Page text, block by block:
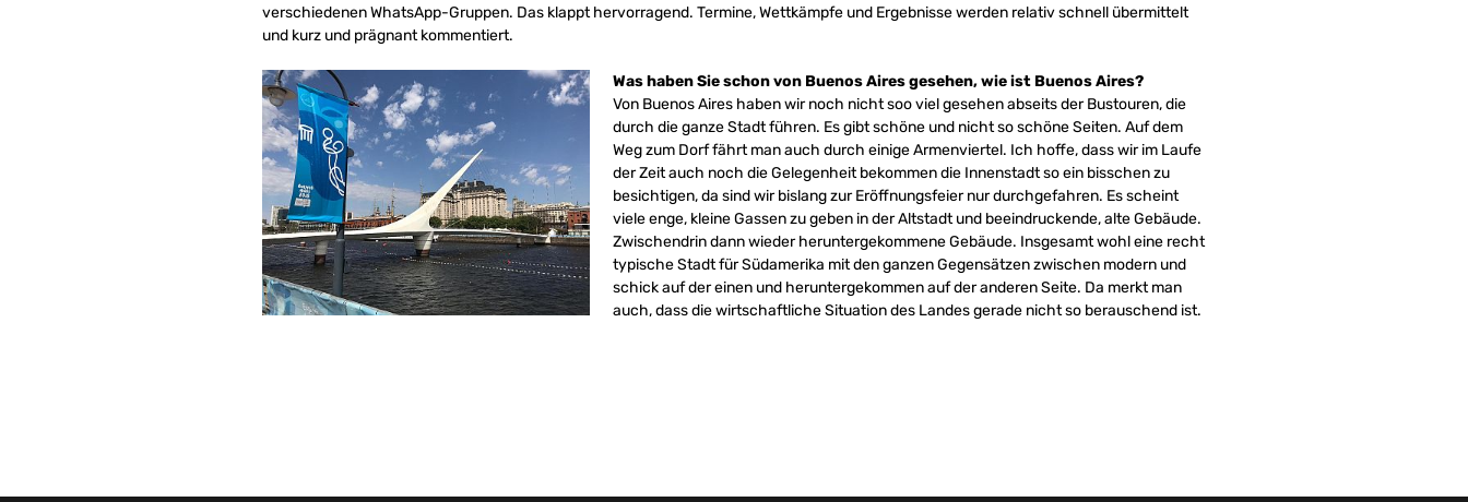
verschiedenen WhatsApp-Gruppen. Das klappt hervorragend. Termine, Wettkämpfe und Ergebnisse werden relativ schnell übermittelt
und kurz und prägnant kommentiert.
Was haben Sie schon von Buenos Aires gesehen, wie ist Buenos Aires?
Von Buenos Aires haben wir noch nicht soo viel gesehen abseits der Bustouren, die
durch die ganze Stadt führen. Es gibt schöne und nicht so schöne Seiten. Auf dem
Weg zum Dorf fährt man auch durch einige Armenviertel. Ich hoffe, dass wir im Laufe
der Zeit auch noch die Gelegenheit bekommen die Innenstadt so ein bisschen zu
besichtigen, da sind wir bislang zur Eröffnungsfeier nur durchgefahren. Es scheint
viele enge, kleine Gassen zu geben in der Altstadt und beeindruckende, alte Gebäude.
Zwischendrin dann wieder heruntergekommene Gebäude. Insgesamt wohl eine recht
typische Stadt für Südamerika mit den ganzen Gegensätzen zwischen modern und
schick auf der einen und heruntergekommen auf der anderen Seite. Da merkt man
auch, dass die wirtschaftliche Situation des Landes gerade nicht so berauschend ist.